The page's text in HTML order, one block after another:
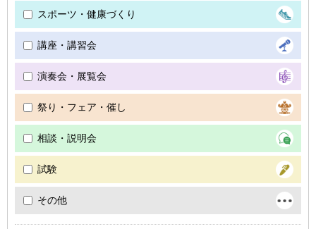
スポーツ・健康づくり
講座・講習会
演奏会・展覧会
祭り・フェア・催し
相談・説明会
試験
その他